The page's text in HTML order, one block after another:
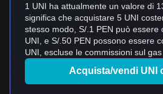
1 UNI ha attualmente un valore di
significa che acquistare 5 UNI
stesso modo, S/.1 PEN può essere
UNI, e S/.50 PEN possono essere
UNI, escluse le commissioni sul
Acquista/vendi UNI